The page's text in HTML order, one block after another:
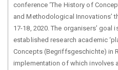
conference ‘The History of
and Methodological Innovations’
17-18, 2020. The organisers’ goal
established research academic
Concepts (Begriffsgeschichte) in
implementation of which involves